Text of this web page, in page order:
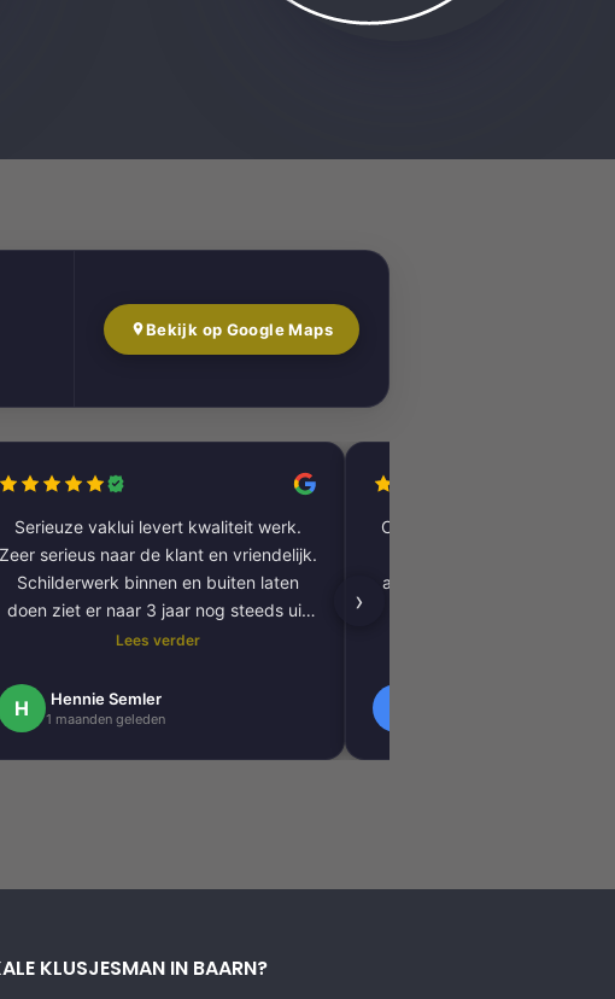
Bekijk op Google Maps
Serieuze vaklui levert kwaliteit werk.
Zeer serieus naar de klant en vriendelijk.
Schilderwerk binnen en buiten laten
doen ziet er naar 3 jaar nog steeds uit
als nieuw.
Lees verder
H Hennie Semler
1 maanden geleden
Complete woning laten
afgewerkt, inclusief tegels,
›
KLUSJESMAN IN BAARN?